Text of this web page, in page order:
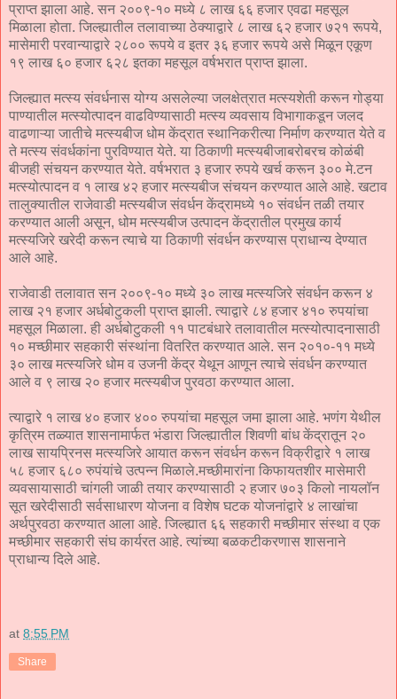
प्राप्त झाला आहे. सन २००९-१० मध्ये ८ लाख ६६ हजार एवढा महसूल
मिळाला होता. जिल्ह्यातील तलावाच्या ठेक्याद्वारे ८ लाख ६२ हजार ७२१ रूपये,
मासेमारी परवान्याद्वारे २८०० रूपये व इतर ३६ हजार रूपये असे मिळून एकूण
१९ लाख ६० हजार ६२८ इतका महसूल वर्षभरात प्राप्त झाला.
जिल्ह्यात मत्स्य संवर्धनास योग्य असलेल्या जलक्षेत्रात मत्स्यशेती करून गोड्या
पाण्यातील मत्स्योत्पादन वाढविण्यासाठी मत्स्य व्यवसाय विभागाकडून जलद
वाढणाऱ्या जातीचे मत्स्यबीज धोम केंद्रात स्थानिकरीत्या निर्माण करण्यात येते व
ते मत्स्य संवर्धकांना पुरविण्यात येते. या ठिकाणी मत्स्यबीजाबरोबरच कोळंबी
बीजही संचयन करण्यात येते. वर्षभरात ३ हजार रुपये खर्च करून ३०० मे.टन
मत्स्योत्पादन व १ लाख ४२ हजार मत्स्यबीज संचयन करण्यात आले आहे. खटाव
तालुक्यातील राजेवाडी मत्स्यबीज संवर्धन केंद्रामध्ये १० संवर्धन तळी तयार
करण्यात आली असून, धोम मत्स्यबीज उत्पादन केंद्रातील प्रमुख कार्य
मत्स्यजिरे खरेदी करून त्याचे या ठिकाणी संवर्धन करण्यास प्राधान्य देण्यात
आले आहे.
राजेवाडी तलावात सन २००९-१० मध्ये ३० लाख मत्स्यजिरे संवर्धन करून ४
लाख २१ हजार अर्धबोटुकली प्राप्त झाली. त्याद्वारे ८४ हजार ४१० रुपयांचा
महसूल मिळाला. ही अर्धबोटुकली ११ पाटबंधारे तलावातील मत्स्योत्पादनासाठी
१० मच्छीमार सहकारी संस्थांना वितरित करण्यात आले. सन २०१०-११ मध्ये
३० लाख मत्स्यजिरे धोम व उजनी केंद्र येथून आणून त्याचे संवर्धन करण्यात
आले व ९ लाख २० हजार मत्स्यबीज पुरवठा करण्यात आला.
त्याद्वारे १ लाख ४० हजार ४०० रुपयांचा महसूल जमा झाला आहे. भणंग येथील
कृत्रिम तळ्यात शासनामार्फत भंडारा जिल्ह्यातील शिवणी बांध केंद्रातून २०
लाख सायप्रिनस मत्स्यजिरे आयात करून संवर्धन करून विक्रीद्वारे १ लाख
५८ हजार ६८० रुपंयांचे उत्पन्न मिळाले.मच्छीमारांना किफायतशीर मासेमारी
व्यवसायासाठी चांगली जाळी तयार करण्यासाठी २ हजार ७०३ किलो नायलॉन
सूत खरेदीसाठी सर्वसाधारण योजना व विशेष घटक योजनांद्वारे ४ लाखांचा
अर्थपुरवठा करण्यात आला आहे. जिल्ह्यात ६६ सहकारी मच्छीमार संस्था व एक
मच्छीमार सहकारी संघ कार्यरत आहे. त्यांच्या बळकटीकरणास शासनाने
प्राधान्य दिले आहे.
at 8:55 PM
Share